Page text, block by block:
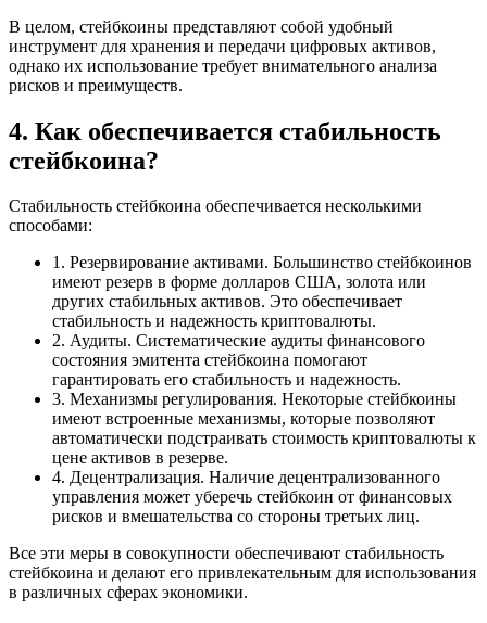
В целом, стейбкоины представляют собой удобный
инструмент для хранения и передачи цифровых активов,
однако их использование требует внимательного анализа
рисков и преимуществ.
4. Как обеспечивается стабильность
стейбкоина?
Стабильность стейбкоина обеспечивается несколькими
способами:
1. Резервирование активами. Большинство стейбкоинов
имеют резерв в форме долларов США, золота или
других стабильных активов. Это обеспечивает
стабильность и надежность криптовалюты.
2. Аудиты. Систематические аудиты финансового
состояния эмитента стейбкоина помогают
гарантировать его стабильность и надежность.
3. Механизмы регулирования. Некоторые стейбкоины
имеют встроенные механизмы, которые позволяют
автоматически подстраивать стоимость криптовалюты к
цене активов в резерве.
4. Децентрализация. Наличие децентрализованного
управления может уберечь стейбкоин от финансовых
рисков и вмешательства со стороны третьих лиц.
Все эти меры в совокупности обеспечивают стабильность
стейбкоина и делают его привлекательным для использования
в различных сферах экономики.